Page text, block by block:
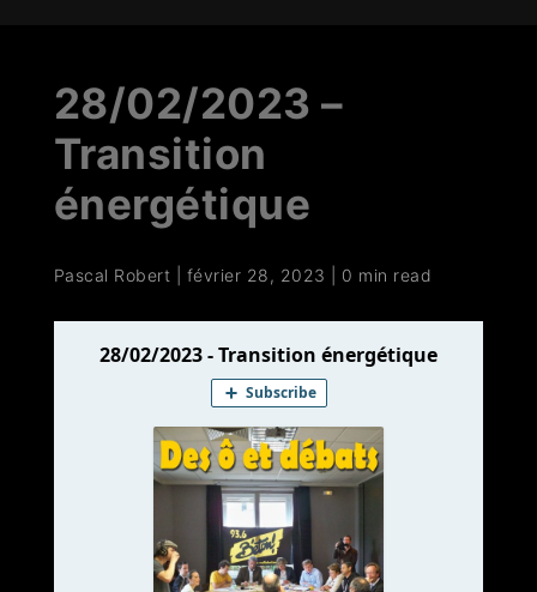
28/02/2023 –
Transition
énergétique
Pascal Robert février 28, 2023 0 min read